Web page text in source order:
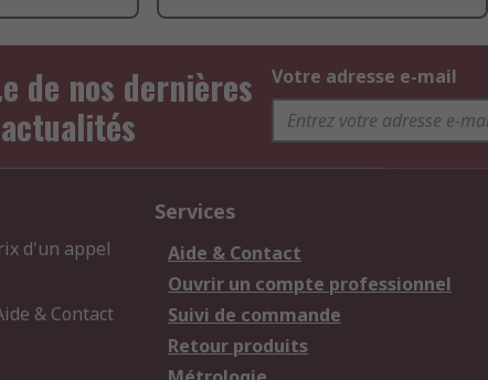
de nos dernières
Votre adresse e-mail
d'un appel
& Contact
Services
Aide & Contact
Ouvrir un compte professionnel
Suivi de commande
Retour produits